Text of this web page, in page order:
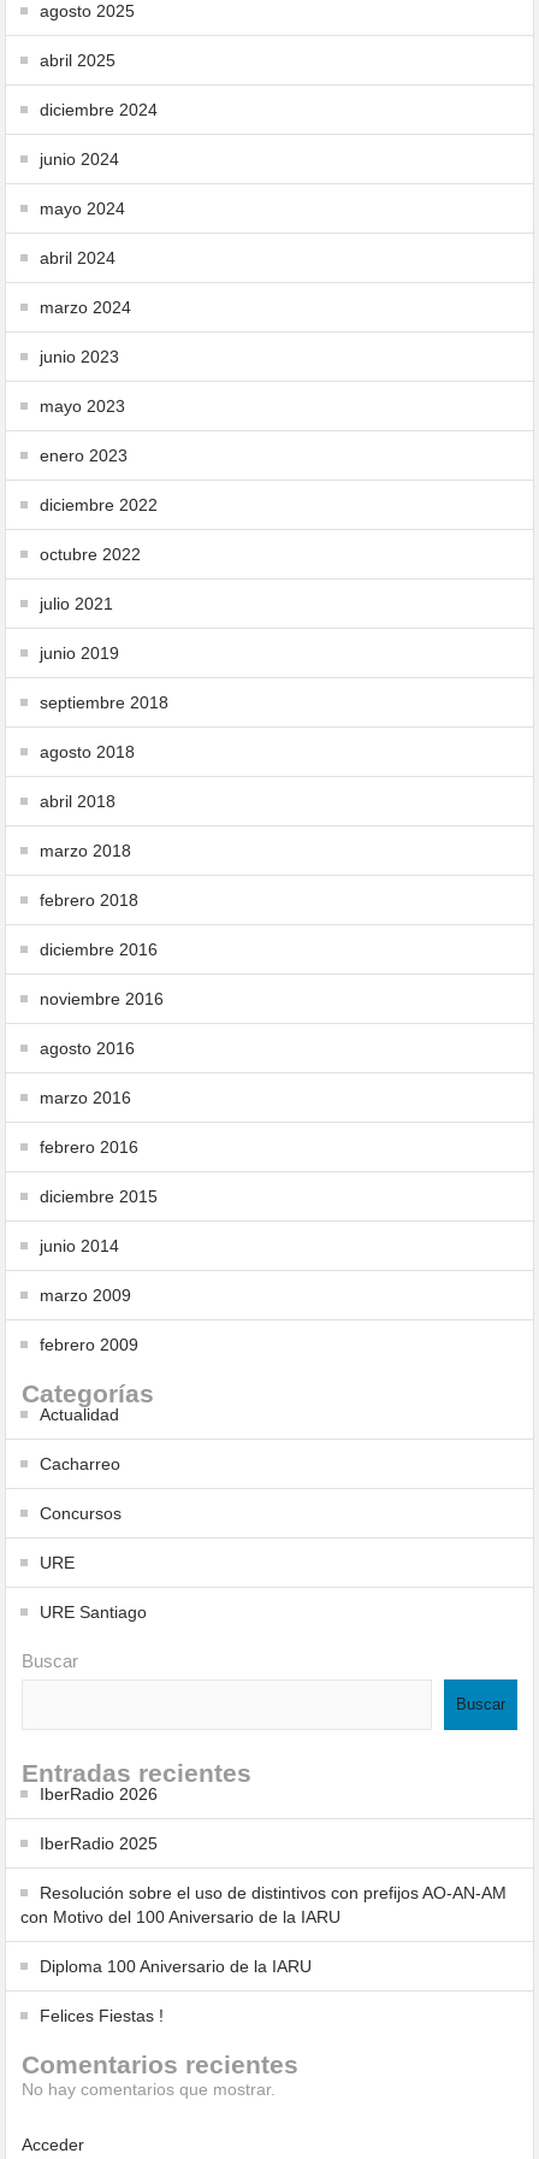
agosto 2025
abril 2025
diciembre 2024
junio 2024
mayo 2024
abril 2024
marzo 2024
junio 2023
mayo 2023
enero 2023
diciembre 2022
octubre 2022
julio 2021
junio 2019
septiembre 2018
agosto 2018
abril 2018
marzo 2018
febrero 2018
diciembre 2016
noviembre 2016
agosto 2016
marzo 2016
febrero 2016
diciembre 2015
junio 2014
marzo 2009
febrero 2009
Categorías
Actualidad
Cacharreo
Concursos
URE
URE Santiago
Buscar
Buscar
Entradas recientes
IberRadio 2026
IberRadio 2025
Resolución sobre el uso de distintivos con prefijos AO-AN-AM
con Motivo del 100 Aniversario de la IARU
Diploma 100 Aniversario de la IARU
Felices Fiestas !
Comentarios recientes
No hay comentarios que mostrar.
Acceder